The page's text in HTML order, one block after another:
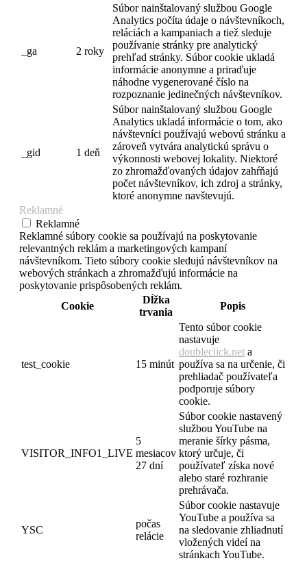
_ga 2 roky
Súbor nainštalovaný službou Google
Analytics počíta údaje o návštevníkoch,
reláciách a kampaniach a tiež sleduje
používanie stránky pre analytický
prehľad stránky. Súbor cookie ukladá
informácie anonymne a priraďuje
náhodne vygenerované číslo na
rozpoznanie jedinečných návštevníkov.
_gid 1 deň
Súbor nainštalovaný službou Google
Analytics ukladá informácie o tom, ako
návštevníci používajú webovú stránku a
zároveň vytvára analytickú správu o
výkonnosti webovej lokality. Niektoré
zo zhromažďovaných údajov zahŕňajú
počet návštevníkov, ich zdroj a stránky,
ktoré anonymne navštevujú.
Reklamné
Reklamné
Reklamné súbory cookie sa používajú na poskytovanie
relevantných reklám a marketingových kampaní
návštevníkom. Tieto súbory cookie sledujú návštevníkov na
webových stránkach a zhromažďujú informácie na
poskytovanie prispôsobených reklám.
Cookie
Dĺžka
trvania
Popis
test_cookie 15 minút
Tento súbor cookie
nastavuje
doubleclick.net a
používa sa na určenie, či
prehliadač používateľa
podporuje súbory
cookie.
VISITOR_INFO1_LIVE
5
mesiacov
27 dní
Súbor cookie nastavený
službou YouTube na
meranie šírky pásma,
ktorý určuje, či
používateľ získa nové
alebo staré rozhranie
prehrávača.
YSC
počas
relácie
Súbor cookie nastavuje
YouTube a používa sa
na sledovanie zhliadnutí
vložených videí na
stránkach YouTube.